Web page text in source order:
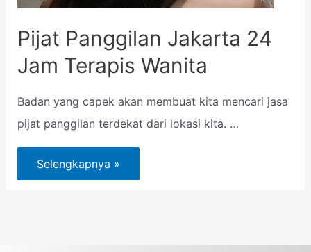
Pijat Panggilan Jakarta 24
Jam Terapis Wanita
Badan yang capek akan membuat kita mencari jasa
pijat panggilan terdekat dari lokasi kita. …
Selengkapnya »